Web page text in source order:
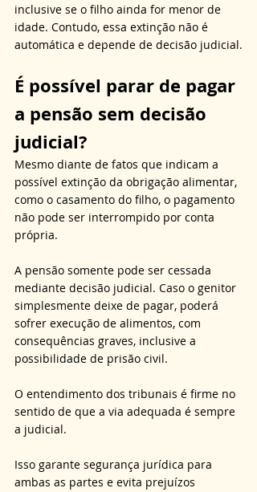
inclusive se o filho ainda for menor de
idade. Contudo, essa extinção não é
automática e depende de decisão judicial.
É possível parar de pagar
a pensão sem decisão
judicial?
Mesmo diante de fatos que indicam a
possível extinção da obrigação alimentar,
como o casamento do filho, o pagamento
não pode ser interrompido por conta
própria.
A pensão somente pode ser cessada
mediante decisão judicial. Caso o genitor
simplesmente deixe de pagar, poderá
sofrer execução de alimentos, com
consequências graves, inclusive a
possibilidade de prisão civil.
O entendimento dos tribunais é firme no
sentido de que a via adequada é sempre
a judicial.
Isso garante segurança jurídica para
ambas as partes e evita prejuízos